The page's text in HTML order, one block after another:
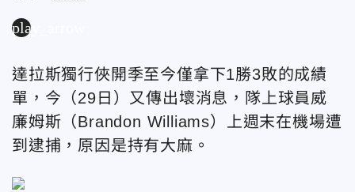
play_arrow
達拉斯獨行俠開季至今僅拿下1勝3敗的成績
單，今（29日） 又傳出壞消息，隊上球員威
廉姆斯（Brandon Williams）上週末在機場遭
到逮捕，原因是持有大麻。